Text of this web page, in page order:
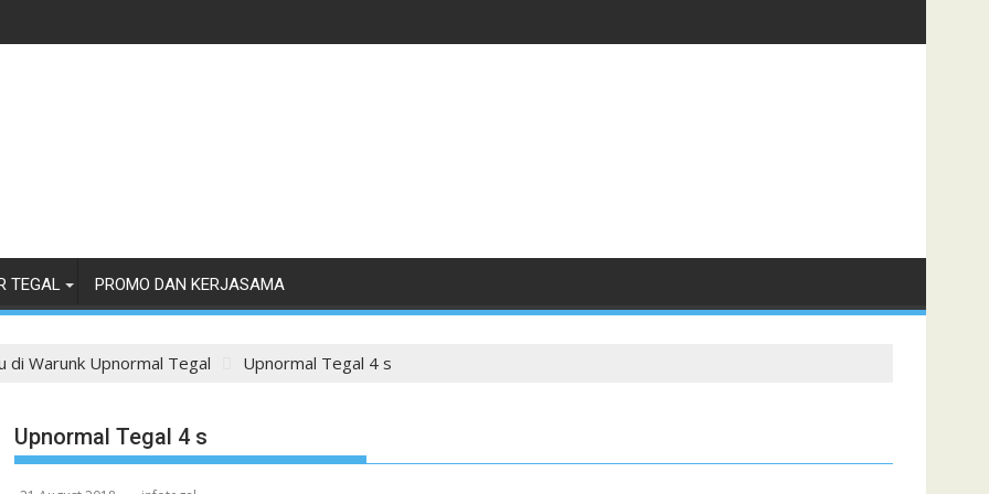
TEGAL PROMO DAN KERJASAMA
di Warunk Upnormal Tegal Upnormal Tegal 4 s
Upnormal Tegal 4 s